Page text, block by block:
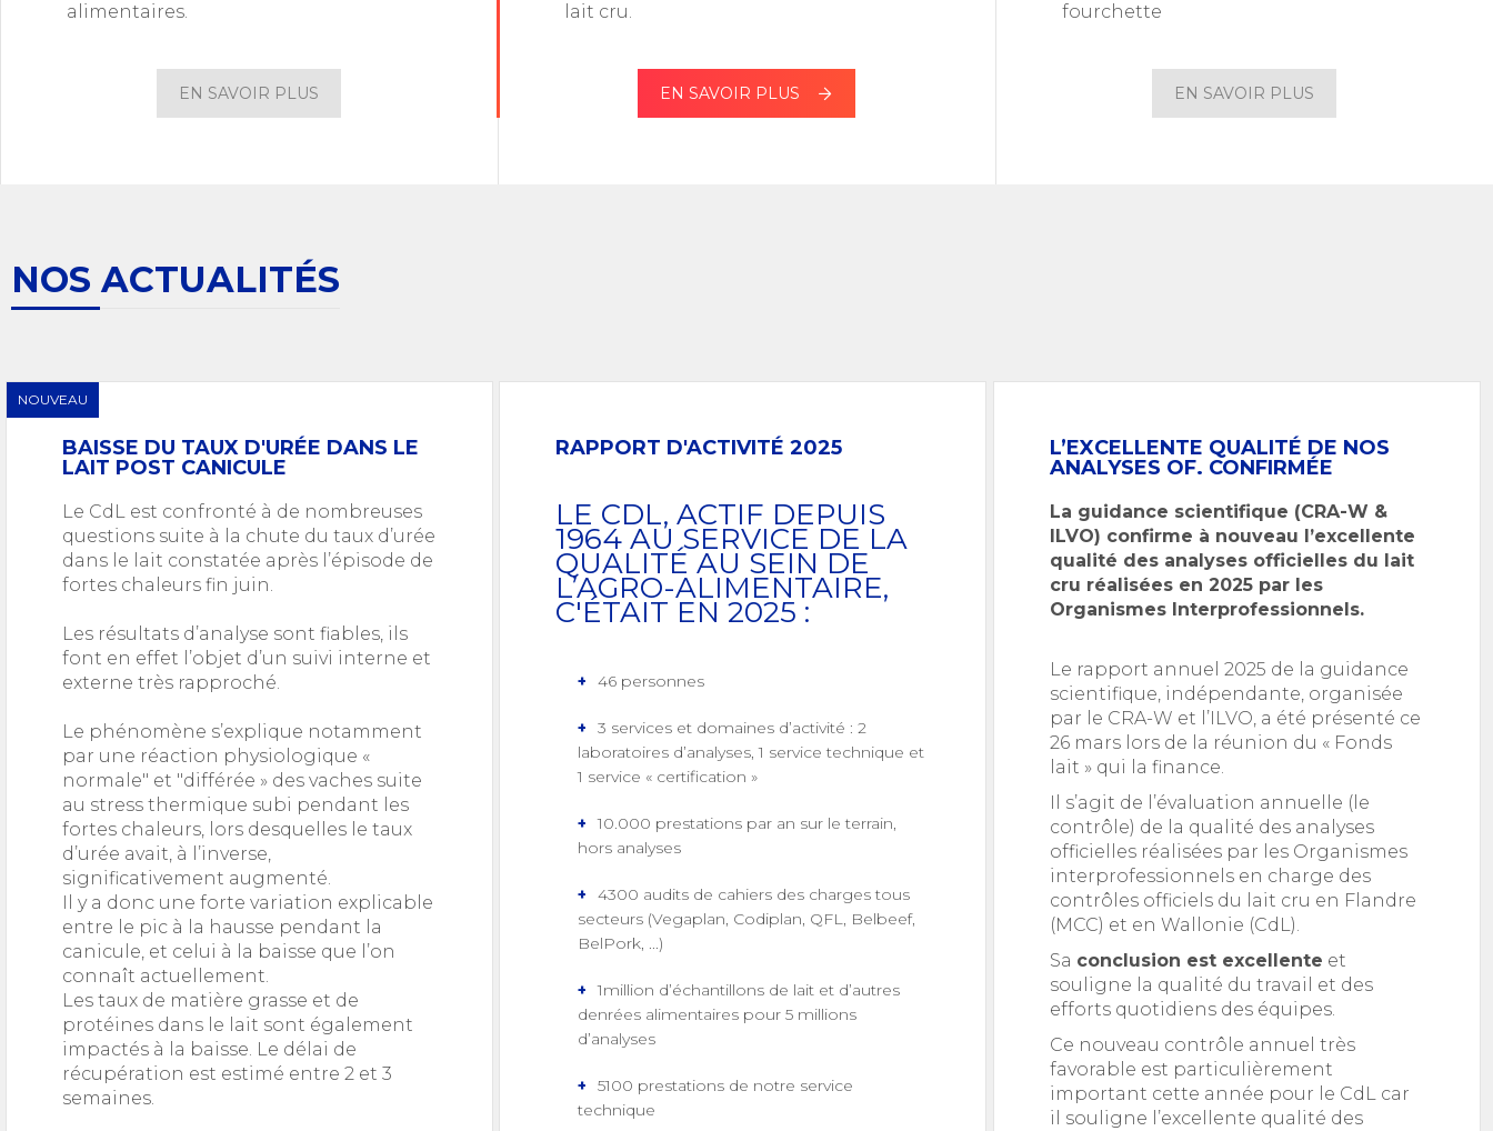
alimentaires.
EN SAVOIR PLUS
lait cru.
EN SAVOIR PLUS
fourchette
EN SAVOIR PLUS
NOS ACTUALITÉS
NOUVEAU
BAISSE DU TAUX D'URÉE DANS LE
LAIT POST CANICULE
Le CdL est confronté à de nombreuses
questions suite à la chute du taux d’urée
dans le lait constatée après l’épisode de
fortes chaleurs fin juin.
Les résultats d’analyse sont fiables, ils
font en effet l’objet d’un suivi interne et
externe très rapproché.
Le phénomène s’explique notamment
par une réaction physiologique «
normale" et "différée » des vaches suite
au stress thermique subi pendant les
fortes chaleurs, lors desquelles le taux
d’urée avait, à l’inverse,
significativement augmenté.
Il y a donc une forte variation explicable
entre le pic à la hausse pendant la
canicule, et celui à la baisse que l’on
connaît actuellement.
Les taux de matière grasse et de
protéines dans le lait sont également
impactés à la baisse. Le délai de
récupération est estimé entre 2 et 3
semaines.
RAPPORT D'ACTIVITÉ 2025
LE CDL, ACTIF DEPUIS
1964 AU SERVICE DE LA
QUALITÉ AU SEIN DE
L’AGRO-ALIMENTAIRE,
C'ÉTAIT EN 2025 :
46 personnes
3 services et domaines d’activité : 2
laboratoires d’analyses, 1 service technique et
1 service « certification »
10.000 prestations par an sur le terrain,
hors analyses
4300 audits de cahiers des charges tous
secteurs (Vegaplan, Codiplan, QFL, Belbeef,
BelPork, ...)
1million d’échantillons de lait et d’autres
denrées alimentaires pour 5 millions
d’analyses
5100 prestations de notre service
technique
L’EXCELLENTE QUALITÉ DE NOS
ANALYSES OF. CONFIRMÉE
La guidance scientifique (CRA-W &
ILVO) confirme à nouveau l’excellente
qualité des analyses officielles du lait
cru réalisées en 2025 par les
Organismes Interprofessionnels.
Le rapport annuel 2025 de la guidance
scientifique, indépendante, organisée
par le CRA-W et l’ILVO, a été présenté ce
26 mars lors de la réunion du « Fonds
lait » qui la finance.
Il s’agit de l’évaluation annuelle (le
contrôle) de la qualité des analyses
officielles réalisées par les Organismes
interprofessionnels en charge des
contrôles officiels du lait cru en Flandre
(MCC) et en Wallonie (CdL).
Sa conclusion est excellente et
souligne la qualité du travail et des
efforts quotidiens des équipes.
Ce nouveau contrôle annuel très
favorable est particulièrement
important cette année pour le CdL car
il souligne l’excellente qualité des